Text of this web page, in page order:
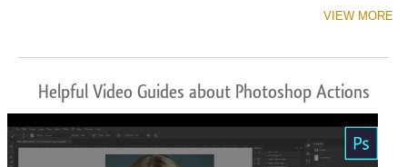
VIEW MORE
Helpful Video Guides about Photoshop Actions